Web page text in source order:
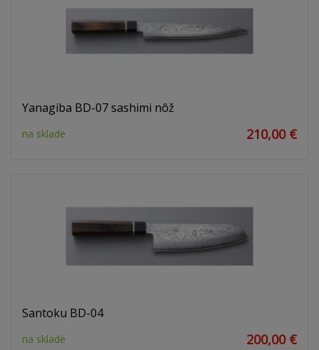
Yanagiba BD-07 sashimi nôž
na sklade 210,00 €
Santoku BD-04
na sklade 200,00 €